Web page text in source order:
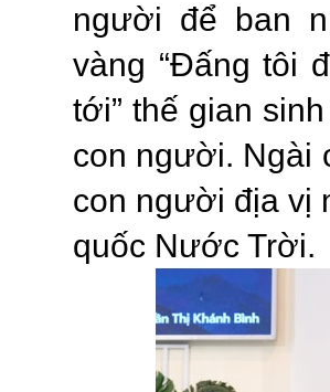
người để ban
vàng “Đấng tôi
tới” thế gian
con người. Ngài
con người địa vị
quốc Nước Trời.